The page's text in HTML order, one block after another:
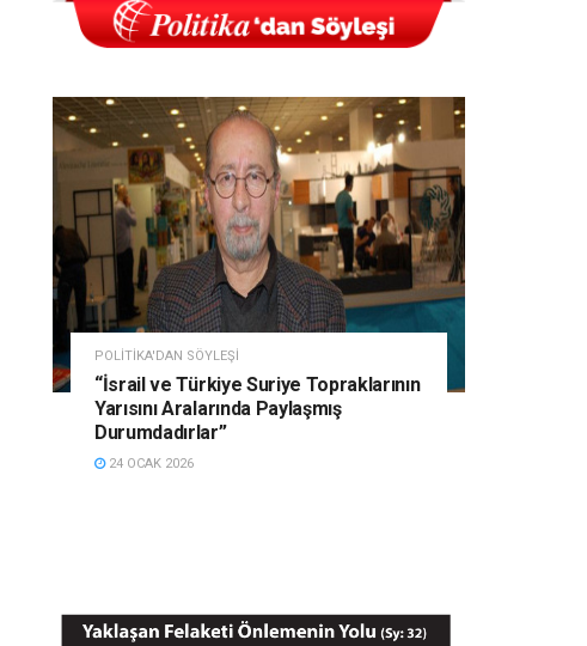
POLITIKA'DAN SÖYLEŞI
“İsrail ve Türkiye Suriye Topraklarının
Yarısını Aralarında Paylaşmış
Durumdadırlar”
24 OCAK 2026